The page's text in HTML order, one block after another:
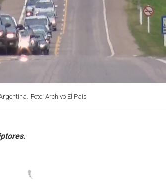
Foto: Archivo El País